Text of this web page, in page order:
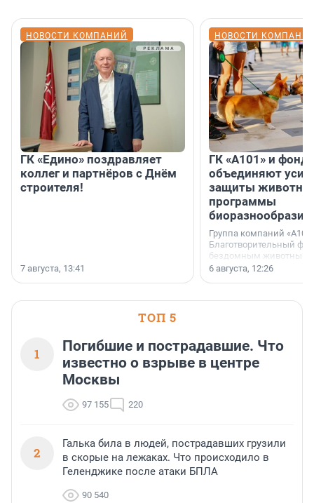
НОВОСТИ КОМПАНИЙ
ГК «Едино» поздравляет
коллег и партнёров с Днём
строителя!
7 августа, 13:41
НОВОСТИ
ГК «А101» и фонд
объединяют
защиты
программы
биоразнообразия
Группа компаний
Благотворительный
бездомным животным
заключили соглашение
6 августа, 12:26
ТОП 5
1
Погибшие и пострадавшие. Что
известно о взрыве в центре
Москвы
97 155 220
2
Галька била в людей, пострадавших грузили
в скорые на лежаках. Что происходило в
Геленджике после атаки БПЛА
90 540